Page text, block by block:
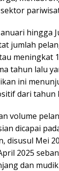
hingga
jumlah
meningkat
tahun lalu
ini
dari tahun
volume
dicapai
disusul Mei
2025
dan